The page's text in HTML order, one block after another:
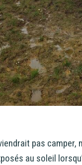
viendrait pas
au soleil